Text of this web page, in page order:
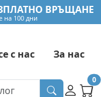
ВРЪЩАНЕ
на 100 дни
с нас За нас
0